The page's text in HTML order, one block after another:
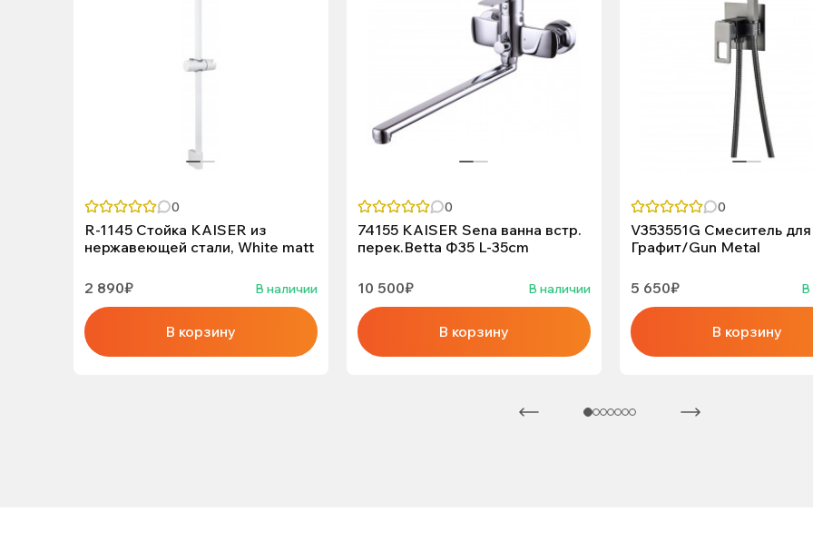
0
R-1145 Стойка KAISER из
нержавеющей стали, White matt
2 890₽ В наличии
В корзину
0
74155 KAISER Sena ванна встр.
перек.Betta Ф35 L-35cm
10 500₽ В наличии
В корзину
0
V353551G Смеситель
Графит/Gun Metal
5 650₽ В
В корзину